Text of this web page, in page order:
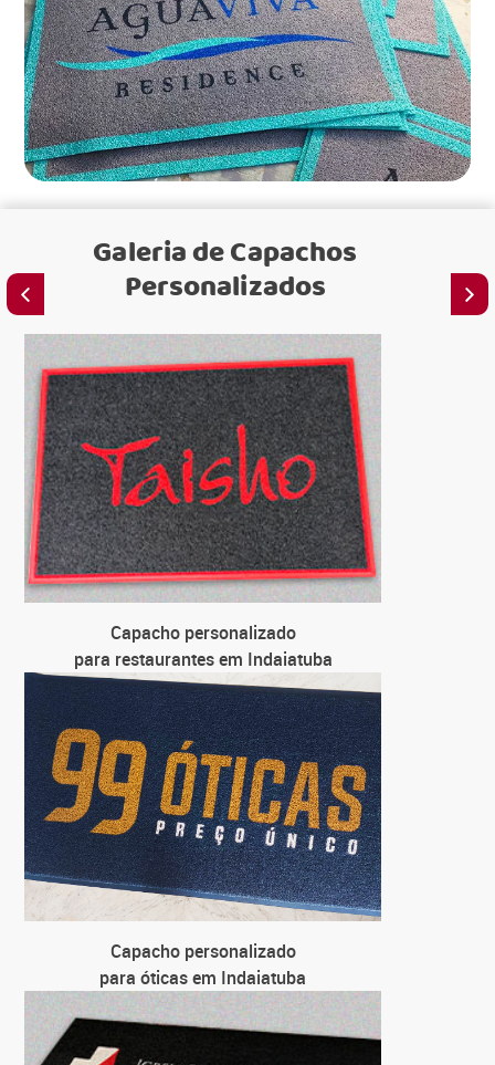
Galeria deCapachos
Personalizados
Capacho personalizado
para restaurantes em Indaiatuba
Capacho personalizado
para óticas em Indaiatuba